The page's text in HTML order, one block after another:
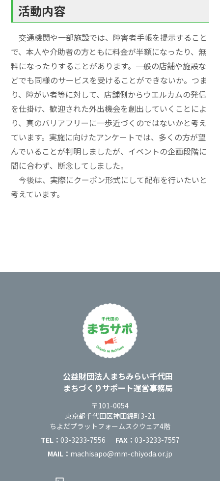
活動内容
交通機関や一部施設では、障害者手帳を提示すること
で、本人や介助者の方ともに料金が半額になったり、無
料になったりすることがあります。一般の店舗や施設な
どでも同様のサービスを受けることができないか。つま
り、障がい者等に対して、店舗側からウエルカムの発信
を仕掛け、歓迎された外出機会を創出していくことによ
り、真のバリアフリーに一歩近づくのではないかと考え
ています。実施に向けたアンケートでは、多くの方が望
んでいることが判明しましたが、イベントの企画段階に
間に合わず、断念してしました。
今後は、実際にクーポン形式にして配布を行いたいと
考えています。
運営：
公益財団法人まちみらい千代田
まちづくりサポート運営事務局
住所：
〒101-0054
東京都千代田区神田錦町3-21
ちよだプラットフォームスクウェア4階
TEL： 03-3233-7556 FAX： 03-3233-7557
MAIL： machisapo@mm-chiyoda.or.jp